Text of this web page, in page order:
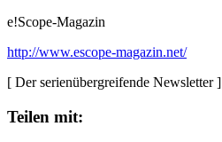
e!Scope-Magazin
http://www.escope-magazin.net/
[ Der serienübergreifende Newsletter ]
Teilen mit: